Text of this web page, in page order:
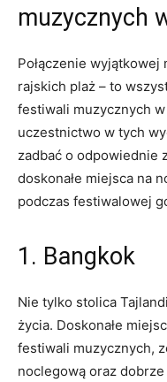
muzycznych
Połączenie
rajskich plaż – to
festiwali muzycznych
uczestnictwo w⁢ tych⁢
zadbać o odpowiednie
doskonałe miejsca na
podczas festiwalowej
1. Bangkok
Nie‍ tylko stolica
życia. Doskonałe
festiwali muzycznych,
noclegową oraz